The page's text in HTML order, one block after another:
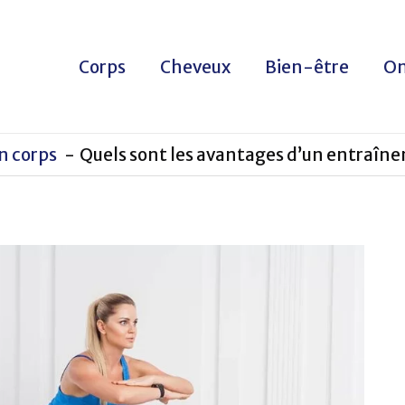
Corps Cheveux Bien-être
corps Quels sont les avantages d’un